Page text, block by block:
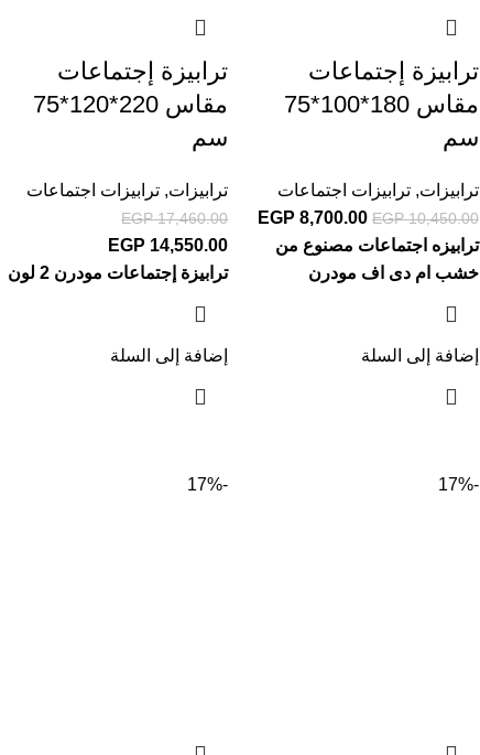
ترابيزة إجتماعات
مقاس 180*100*75
سم
ترابيزات,ترابيزات اجتماعات
EGP10,450.00
EGP 8,700.00
ترابيزه اجتماعات مصنوع من
خشب ام دى اف مودرن
إضافة إلى السلة
ترابيزة إجتماعات
مقاس 220*120*75
سم
ترابيزات, ترابيزات اجتماعات
EGP17,460.00
EGP 14,550.00
ترابيزة إجتماعات مودرن 2 لون
إضافة إلى السلة
-17%
-17%